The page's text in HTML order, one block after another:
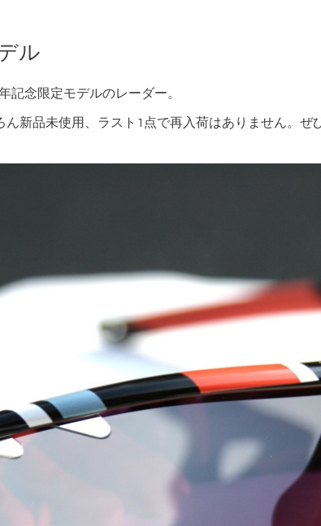
ル
記念限定モデルのレーダー。
新品未使用、ラスト1点で再入荷はありません。ぜ